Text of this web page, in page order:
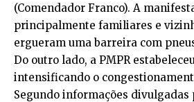
(Comendador Franco). A
principalmente familiares e
ergueram uma barreira com
Do outro lado, a PMPR
intensificando o
Segundo informações